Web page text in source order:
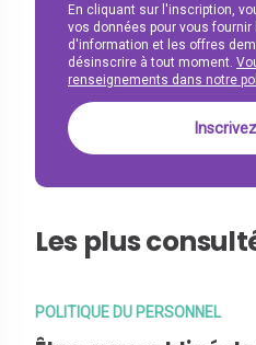
En cliquant sur l'inscription,
vos données pour vous
d'information et les offres
désinscrire à tout moment.
renseignements dans notre
Les plus
POLITIQUE DU PERSONNEL